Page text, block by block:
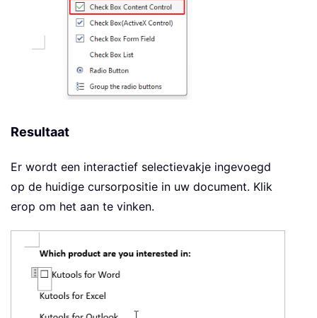
Resultaat
Er wordt een interactief selectievakje ingevoegd
op de huidige cursorpositie in uw document. Klik
erop om het aan te vinken.